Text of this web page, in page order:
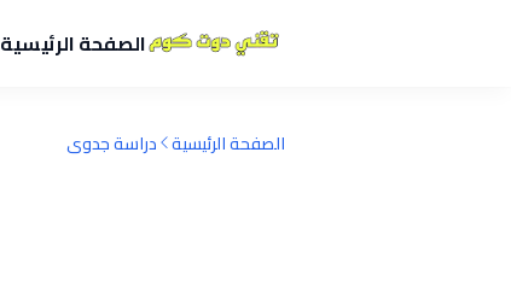
الصفحة الرئيسية
الصفحة الرئيسية دراسة جدوى